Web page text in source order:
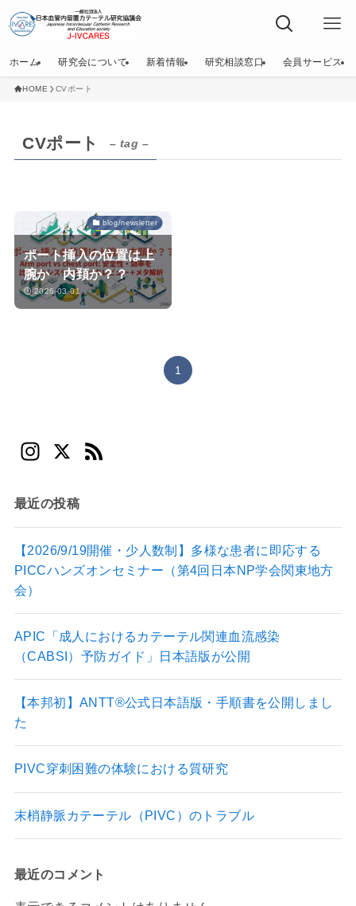
ホーム 研究会について 新着情報 研究相談窓口 会員サービス
HOME CVポート
CVポート – tag –
blog/newsletter
ポート挿入の位置は上
腕か 内頚か？？
2026-03-01
1
In
a
gr
a
m
X
d
最近の投稿
【2026/9/19開催・少人数制】多様な患者に即応する
PICCハンズオンセミナー（第4回日本NP学会関東地方
会）
APIC「成人におけるカテーテル関連血流感染
（CABSI）予防ガイド」日本語版が公開
【本邦初】ANTT®公式日本語版・手順書を公開しまし
た
PIVC穿刺困難の体験における質研究
末梢静脈カテーテル（PIVC）のトラブル
最近のコメント